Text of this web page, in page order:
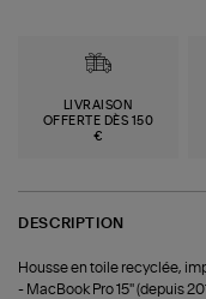
LIVRAISON
OFFERTE DÈS 150
€
DESCRIPTION
Housse en toile recyclée,
- MacBook Pro 15'' (depuis